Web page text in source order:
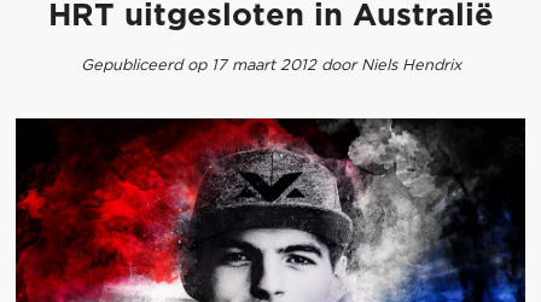
HRT uitgesloten in Australië
Gepubliceerd op 17 maart 2012 door Niels Hendrix